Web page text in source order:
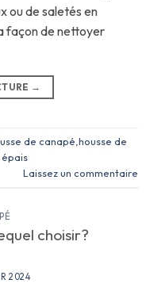
ou de saletés en
façon de nettoyer
→
de canapé housse de
Laissez un commentaire
choisir?
2024